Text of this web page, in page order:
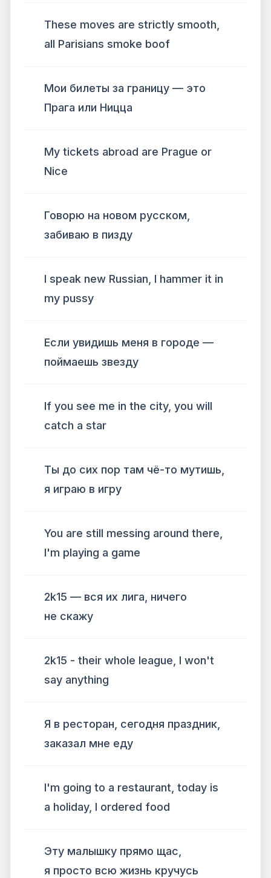
These moves are strictly smooth,
all Parisians smoke boof
Мои билеты за границу — это
Прага или Ницца
My tickets abroad are Prague or
Nice
Говорю на новом русском,
забиваю в пизду
I speak new Russian, I hammer it in
my pussy
Если увидишь меня в городе —
поймаешь звезду
If you see me in the city, you will
catch a star
Ты до сих пор там чё-то мутишь,
я играю в игру
You are still messing around there,
I'm playing a game
2k15 — вся их лига, ничего
не скажу
2k15 - their whole league, I won't
say anything
Я в ресторан, сегодня праздник,
заказал мне еду
I'm going to a restaurant, today is
a holiday, I ordered food
Эту малышку прямо щас,
я просто всю жизнь кручусь